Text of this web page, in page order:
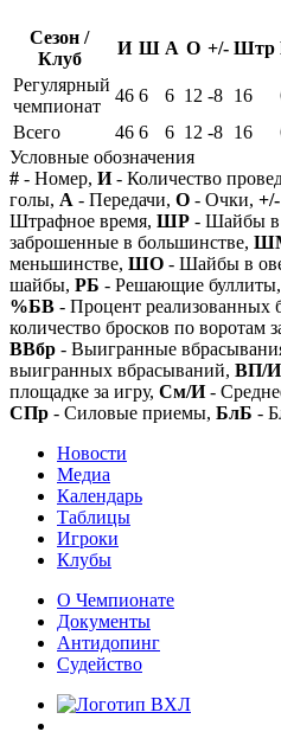
Сезон /
Клуб
И Ш А О +/- Штр
Регулярный
чемпионат
46 6 6 12 -8 16
Всего
46 6 6 12 -8 16
Условные обозначения
# - Номер, И- Количество
голы, А - Передачи, О - Очки, +/-
Штрафное время, ШР - Шайбы в
заброшенные в большинстве,
меньшинстве, ШО - Шайбы в
шайбы, РБ - Решающие буллиты,
%БВ - Процент реализованных
количество бросков по воротам
ВВбр - Выигранные
выигранных вбрасываний, ВП/И
площадке за игру, См/И-
СПр - Силовые приемы, БлБ -
Новости
Медиа
Календарь
Таблицы
Игроки
Клубы
О Чемпионате
Документы
Антидопинг
Судейство